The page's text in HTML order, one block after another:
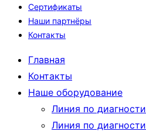
Сертификаты
Наши партнёры
Контакты
Главная
Контакты
Наше оборудование
Линия по
Линия по